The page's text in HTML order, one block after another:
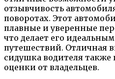
отзывчивость
поворотах. Этот
плавные и уверенные
что делает его
путешествий. Отличная
сидушка водителя также
оценки от владельцев.